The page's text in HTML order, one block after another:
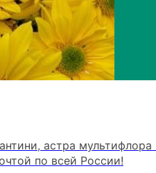
астра
по всей России!